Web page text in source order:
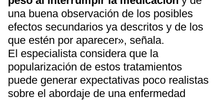
una buena observación de los posibles
efectos secundarios ya descritos y de los
que estén por aparecer», señala.
El especialista considera que la
popularización de estos tratamientos
puede generar expectativas poco realistas
sobre el abordaje de una enfermedad